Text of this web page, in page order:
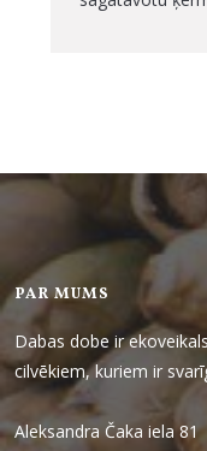
PAR MUMS
Dabas dobe ir
cilvēkiem, kuriem ir
Aleksandra Čaka iela 81